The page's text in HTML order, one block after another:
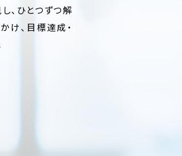
、ひとつずつ解
け、目標達成・